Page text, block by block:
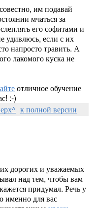
им подавай
мчаться за
его софитами и
удивлюсь, если с их
напросто травить. А
лакомого куска не
отличное обучение
:-)
к полной версии
дорогих и уважаемых
над тем, чтобы вам
придумал. Речь у
именно для вас